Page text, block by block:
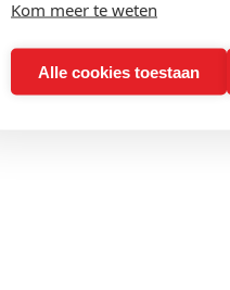
Kom meer te weten
Alle cookies toestaan